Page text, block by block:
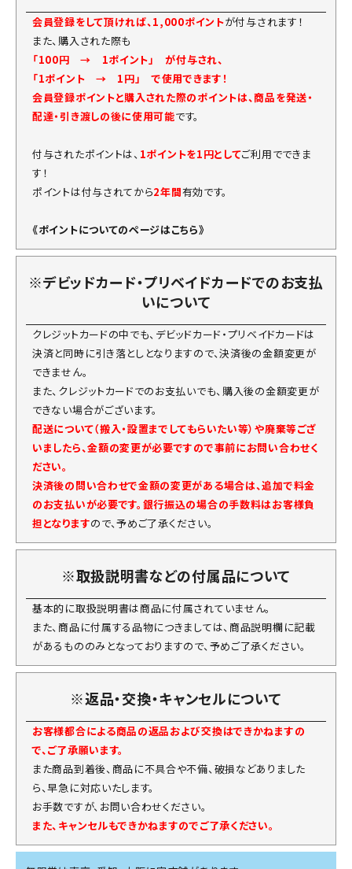
会員登録をして頂ければ、1,000ポイントが付与されます！
また、購入された際も
「100円 → 1ポイント」 が付与され、
「1ポイント → 1円」 で使用できます！
会員登録ポイントと購入された際のポイントは、商品を発送・
配達・引き渡しの後に使用可能です。
付与されたポイントは、 1ポイントを1円としてご利用でできま
す！
ポイントは付与されてから2年間有効です。
《ポイントについてのページはこちら》
※デビッドカード・プリベイドカードでのお支払
いについて
クレジットカードの中でも、デビッドカード・プリベイドカードは
決済と同時に引き落としとなりますので、決済後の金額変更が
できません。
また、クレジットカードでのお支払いでも、購入後の金額変更が
できない場合がございます。
配送について（搬入・設置までしてもらいたい等）や廃棄等ござ
いましたら、金額の変更が必要ですので事前にお問い合わせく
ださい。
決済後の問い合わせで金額の変更がある場合は、追加で料金
のお支払いが必要です。銀行振込の場合の手数料はお客様負
担となりますので、予めご了承ください。
※取扱説明書などの付属品について
基本的に取扱説明書は商品に付属されていません。
また、商品に付属する品物につきましては、商品説明欄に記載
があるもののみとなっておりますので、予めご了承ください。
※返品・交換・キャンセルについて
お客様都合による商品の返品および交換はできかねますの
で、ご了承願います。
また商品到着後、商品に不具合や不備、破損などありました
ら、早急に対応いたします。
お手数ですが、お問い合わせください。
また、キャンセルもできかねますのでご了承ください。